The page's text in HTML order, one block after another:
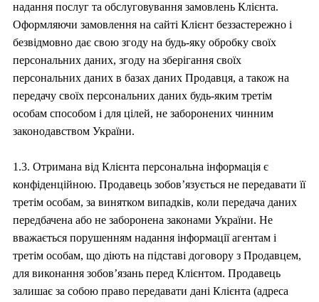
надання послуг та обслуговування замовлень Клієнта.
Оформляючи замовлення на сайті Клієнт беззастережно і
безвідмовно дає свою згоду на будь-яку обробку своїх
персональних даних, згоду на зберігання своїх
персональних даних в базах даних Продавця, а також на
передачу своїх персональних даних будь-яким третім
особам способом і для цілей, не заборонених чинним
законодавством України.
1.3. Отримана від Клієнта персональна інформація є
конфіденційною. Продавець зобов’язується не передавати її
третім особам, за винятком випадків, коли передача даних
передбачена або не заборонена законами України. Не
вважається порушенням надання інформації агентам і
третім особам, що діють на підставі договору з Продавцем,
для виконання зобов’язань перед Клієнтом. Продавець
залишає за собою право передавати дані Клієнта (адреса